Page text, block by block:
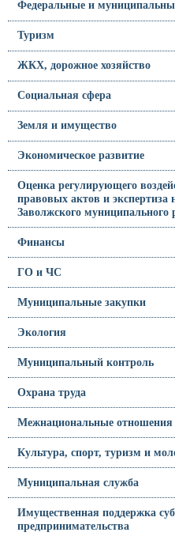
Федеральные и
Туризм
ЖКХ, дорожное хозяйство
Социальная сфера
Земля и имущество
Экономическое развитие
Оценка регулирующего
правовых актов и
Заволжского муниципального
Финансы
ГО и ЧС
Муниципальные закупки
Экология
Муниципальный контроль
Охрана труда
Межнациональные отношения
Культура, спорт, туризм и
Муниципальная служба
Имущественная поддержка
предпринимательства